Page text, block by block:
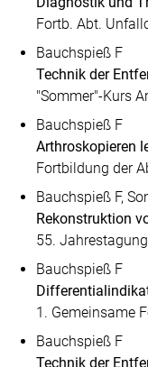
Fortb. Abt.
Bauchspieß F
Technik der
"Sommer"-Kurs
Bauchspieß F
Arthroskopieren
Fortbildung der
Bauchspieß F,
Rekonstruktion
55.
Bauchspieß F
1. Gemeinsame
Bauchspieß F
Technik der